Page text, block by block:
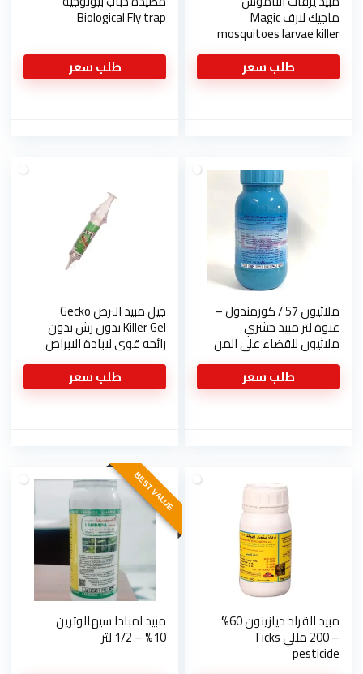
ماجيك لارف Magic
mosquitoes larvae killer
طلب سعر
Biological Fly trap
طلب سعر
ملاثيون 57 / كورمندول –
عبوة لتر مبيد حشري
ملاثيون للقضاء على المن
والذبابه البيضاء والنمل
والصراصيرطلب سعر
جيل مبيد البرص Gecko
Killer Gel بدون رش بدون
رائحه قوي لابادة الابراص
طلب سعر
مبيد القراد ديازينون 60%
– 200 مللي Ticks
pesticide
BEST VALUE
مبيد لمبادا سيهالوثرين
10% – 1/2 لتر